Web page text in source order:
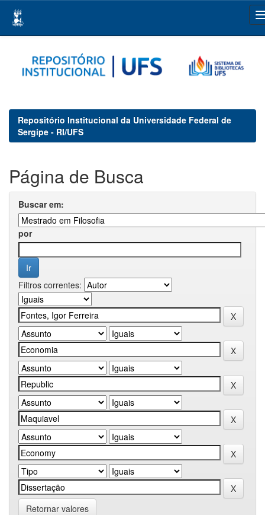
navigation
Repositório Institucional da Universidade Federal de
Sergipe - RI/UFS
Página de Busca
Buscar em:
por
Filtros correntes:
Retornar valores